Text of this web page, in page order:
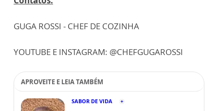
GUGA ROSSI - CHEF DE COZINHA
YOUTUBE E INSTAGRAM: @CHEFGUGAROSSI
APROVEITE E LEIA TAMBÉM
SABOR DE VIDA